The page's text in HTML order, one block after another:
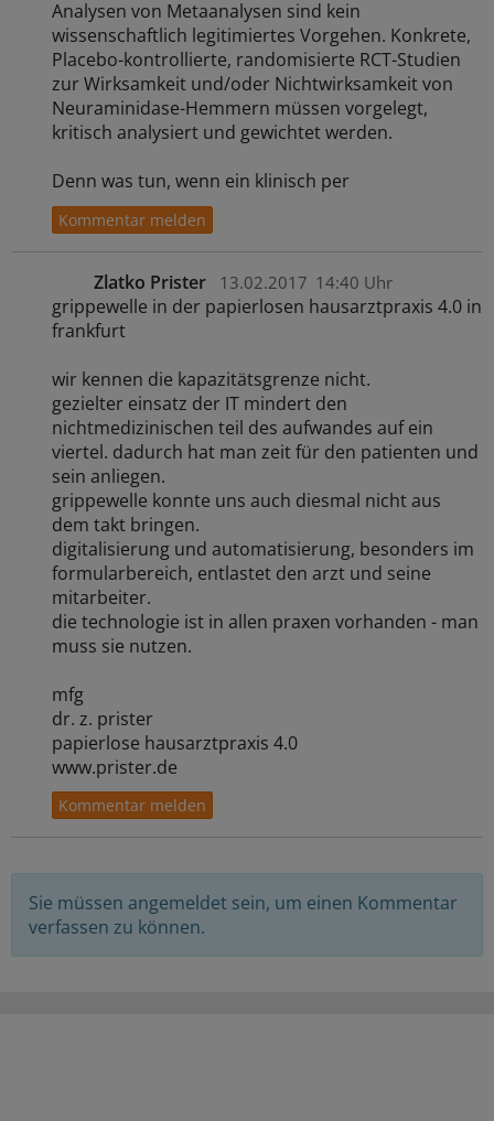
Analysen von Metaanalysen sind kein
wissenschaftlich legitimiertes Vorgehen. Konkrete,
Placebo-kontrollierte, randomisierte RCT-Studien
zur Wirksamkeit und/oder Nichtwirksamkeit von
Neuraminidase-Hemmern müssen vorgelegt,
kritisch analysiert und gewichtet werden.
Denn was tun, wenn ein klinisch per
Zlatko Prister 13.02.2017 14:40 Uhr
grippewelle in der papierlosen hausarztpraxis 4.0 in
frankfurt
wir kennen die kapazitätsgrenze nicht.
gezielter einsatz der IT mindert den
nichtmedizinischen teil des aufwandes auf ein
viertel. dadurch hat man zeit für den patienten und
sein anliegen.
grippewelle konnte uns auch diesmal nicht aus
dem takt bringen.
digitalisierung und automatisierung, besonders im
formularbereich, entlastet den arzt und seine
mitarbeiter.
die technologie ist in allen praxen vorhanden - man
muss sie nutzen.
mfg
dr. z. prister
papierlose hausarztpraxis 4.0
www.prister.de
Sie müssen angemeldet sein, um einen Kommentar
verfassen zu können.